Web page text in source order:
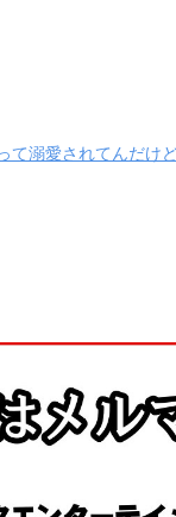
て溺愛されてんだけ